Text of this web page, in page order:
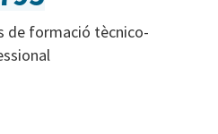
de formació tècnico-